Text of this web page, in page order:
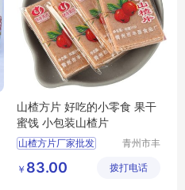
山楂方片 好吃的小零食 果干
蜜饯 小包装山楂片
山楂方片厂家批发
青州市丰
￥ 83.00 拨打电话